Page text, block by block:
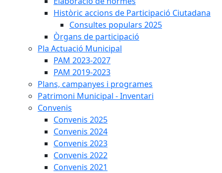
Històric accions de Participació Ciutadana
Consultes populars 2025
Òrgans de participació
Pla Actuació Municipal
PAM 2023-2027
PAM 2019-2023
Plans, campanyes i programes
Patrimoni Municipal - Inventari
Convenis
Convenis 2025
Convenis 2024
Convenis 2023
Convenis 2022
Convenis 2021